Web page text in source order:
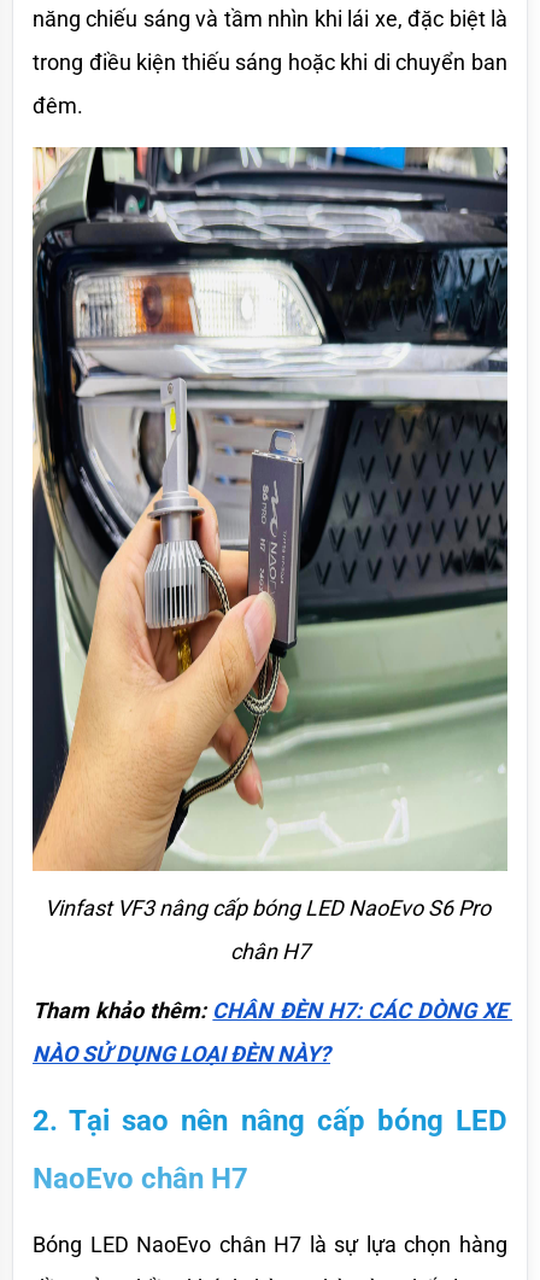
năng chiếu sáng và tầm nhìn khi lái xe, đặc biệt là
trong điều kiện thiếu sáng hoặc khi di chuyển ban
đêm.
Vinfast VF3 nâng cấp bóng LED NaoEvo S6 Pro
chân H7
Tham khảo thêm: CHÂN ĐÈN H7: CÁC DÒNG XE
NÀO SỬ DỤNG LOẠI ĐÈN NÀY?
2. Tại sao nên nâng cấp bóng LED
NaoEvo chân H7
Bóng LED NaoEvo chân H7 là sự lựa chọn hàng